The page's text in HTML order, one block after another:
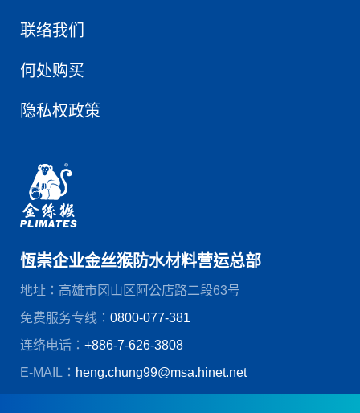
联络我们
何处购买
隐私权政策
恆崇企业金丝猴防水材料营运总部
地址：高雄市冈山区阿公店路二段63号
免费服务专线： 0800-077-381
连络电话： +886-7-626-3808
E-MAIL： heng.chung99@msa.hinet.net